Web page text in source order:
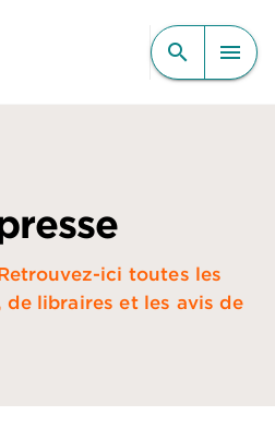
CONTENU
search menu
ici toutes les
libraires et les avis de